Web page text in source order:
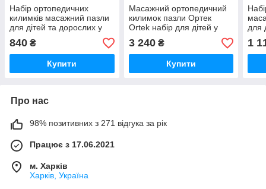
Набір ортопедичних
килимків масажний пазли
для дітей та дорослих у
розвитку додому Ортек
Ortek
840 ₴
Купити
Масажний ортопедичний
килимок пазли Ортек
Ortek набір для дітей у
розвитку додому 16+гра
3 240₴
Купити
для
1
Про нас
98% позитивних з 271 відгука за рік
Працює з 17.06.2021
м. Харків
Харків, Україна